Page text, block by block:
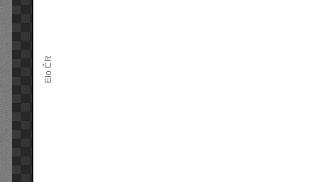
Elo ČR